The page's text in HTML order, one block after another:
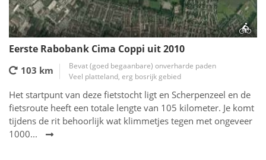
Eerste Rabobank Cima Coppi uit 2010
103 km
Bevat (goed begaanbare) onverharde paden
Veel platteland, erg bosrijk gebied
Het startpunt van deze fietstocht ligt en Scherpenzeel en de
fietsroute heeft een totale lengte van 105 kilometer. Je komt
tijdens de rit behoorlijk wat klimmetjes tegen met ongeveer
1000...